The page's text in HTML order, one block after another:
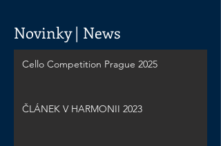
Novinky | News
Cello Competition Prague 2025
ČLÁNEK V HARMONII 2023